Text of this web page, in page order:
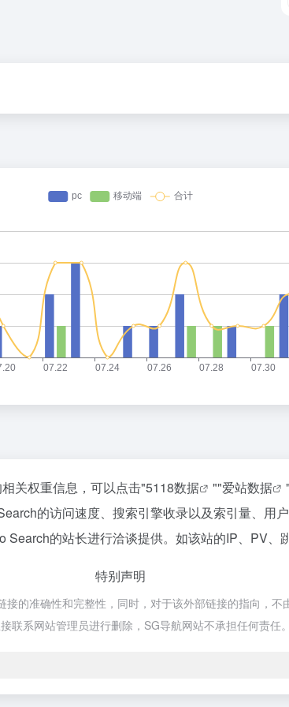
关权重信息，可以点击"5118数据 ""爱站数据
的访问速度、搜索引擎收录以及索引量、用
的站长进行洽谈提供。如该站的IP、PV、
特别声明
的准确性和完整性，同时，对于该外部链接的指向，
系网站管理员进行删除，SG导航网站不承担任何责任。